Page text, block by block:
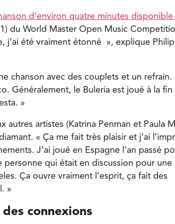
d’environ quatre minutes disponible
du World Master Open Music
j’ai été vraiment étonné », explique
chanson avec des couplets et un refrain.
Généralement, le Buleria est joué à la fin
»
autres artistes (Katrina Penman et Paula
« Ça me fait très plaisir et j’ai
J’ai joué en Espagne l’an passé
personne qui était en discussion pour une
Ça ouvre vraiment l’esprit, ça fait des
»
connexions